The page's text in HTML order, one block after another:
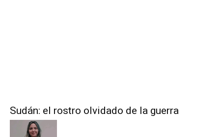
Sudán: el rostro olvidado de la guerra